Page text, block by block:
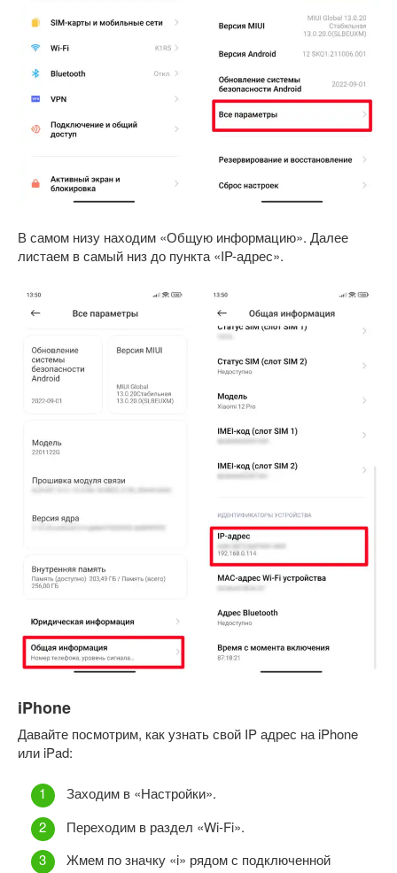
В самом низу находим «Общую информацию». Далее
листаем в самый низ до пункта «IP-адрес».
iPhone
Давайте посмотрим, как узнать свой IP адрес на iPhone
или iPad:
Заходим в «Настройки».
Переходим в раздел «Wi-Fi».
Жмем по значку «i» рядом с подключенной